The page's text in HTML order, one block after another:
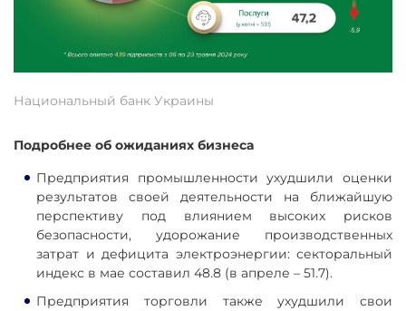
Национальный банк Украины
Подробнее об ожиданиях бизнеса
Предприятия промышленности ухудшили оценки
результатов своей деятельности на ближайшую
перспективу под влиянием высоких рисков
безопасности, удорожание производственных
затрат и дефицита электроэнергии: секторальный
индекс в мае составил 48.8 (в апреле – 51.7).
Предприятия торговли также ухудшили свои